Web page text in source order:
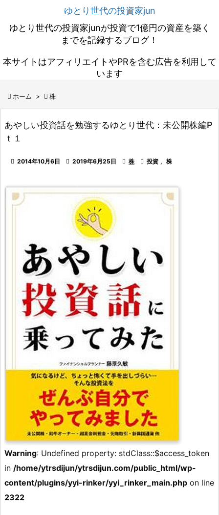
ゆとり世代の投資家jun
ゆとり世代の投資家junが投資で1億円の資産を築く
までを記録するブログ！
本サイトはアフィリエイトやPRを含む広告を利用して
います
 ホーム >  株
あやしい投資話を勉強するゆとり世代：未公開株編P
ｔ１
 2014年10月6日  2019年6月25日  株  投資 , 株
Warning: Undefined property: stdClass::$access_token
in /home/ytrsdijun/ytrsdijun.com/public_html/wp-
content/plugins/yyi-rinker/yyi_rinker_main.php on line
2322